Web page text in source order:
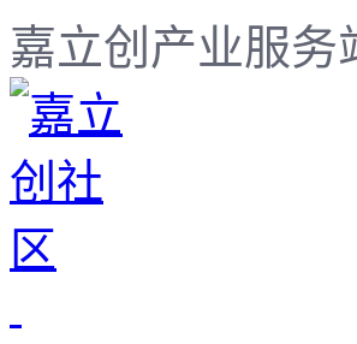
嘉立创产业服务